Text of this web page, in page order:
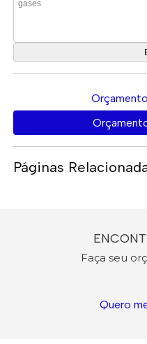
Páginas
Faça seu
Quero